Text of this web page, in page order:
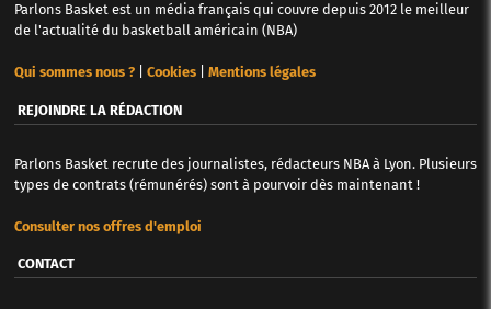
Parlons Basket est un média français qui couvre depuis 2012 le meilleur
de l'actualité du basketball américain (NBA)
Qui sommes nous ?| Cookies| Mentions légales
REJOINDRE LA RÉDACTION
Parlons Basket recrute des journalistes, rédacteurs NBA à Lyon. Plusieurs
types de contrats (rémunérés) sont à pourvoir dès maintenant !
Consulter nos offres d'emploi
CONTACT